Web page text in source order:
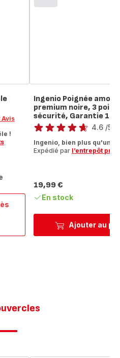
Avis
!
Ajouter au
Ingenio Poignée
premium noire, 3
sécurité, Garantie 10
Note
4.6 /5
Ingenio, bien plus qu'une
Expédié par l’entrepôt
Prix
19,99 €
En stock